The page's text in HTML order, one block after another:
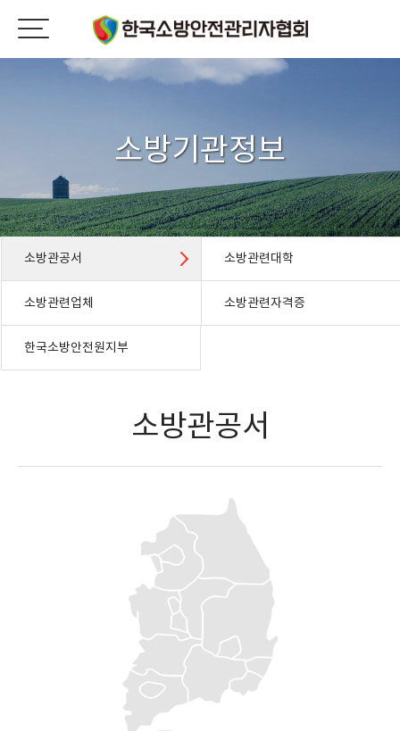
소방기관정보
소방관공서 소방관련대학
소방관련업체 소방관련자격증
한국소방안전원지부
소방관공서